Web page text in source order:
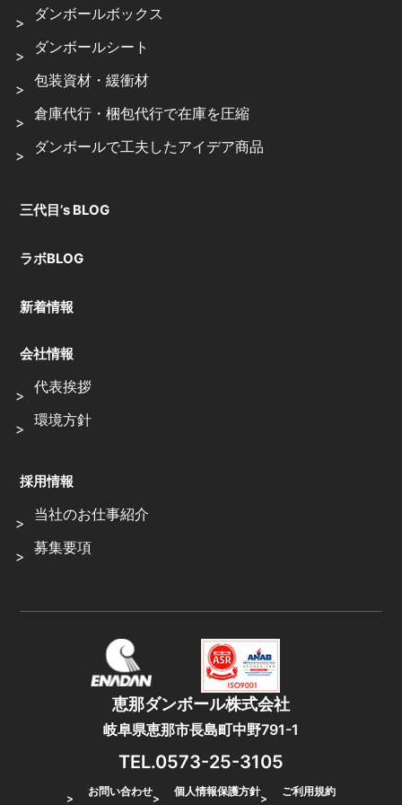
ダンボールボックス
ダンボールシート
包装資材・緩衝材
倉庫代行・梱包代行で在庫を圧縮
ダンボールで工夫したアイデア商品
三代目’s BLOG
ラボBLOG
新着情報
会社情報
代表挨拶
環境方針
採用情報
当社のお仕事紹介
募集要項
恵那ダンボール株式会社
岐阜県恵那市長島町中野791-1
TEL.0573-25-3105
お問い合わせ 個人情報保護方針 ご利用規約